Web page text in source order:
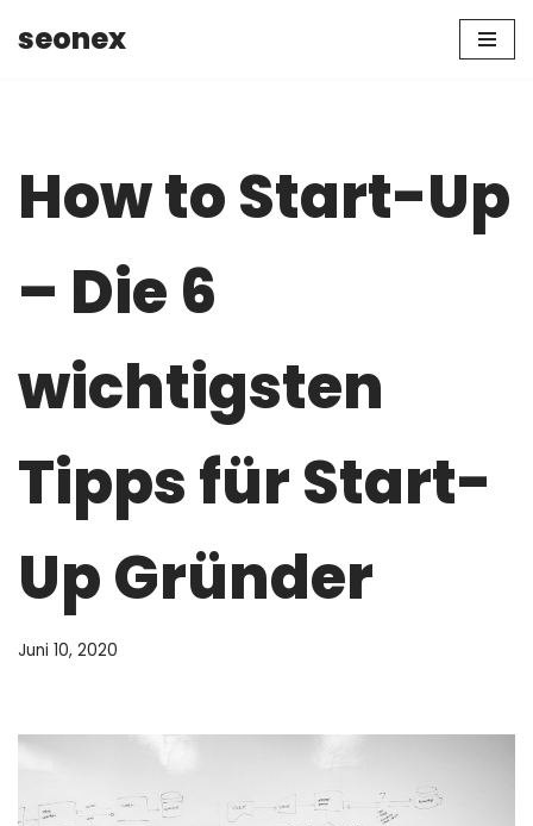
seonex
How to Start-Up
– Die 6
wichtigsten
Tipps für Start-
Up Gründer
Juni 10, 2020